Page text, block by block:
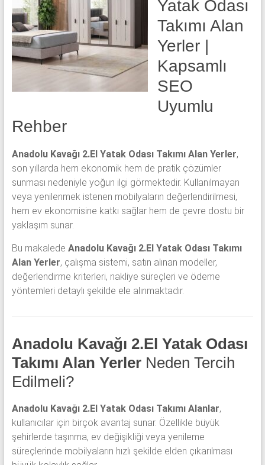
yatak
odası,
Avangard
yatak
odası,
yatak
ve
Metebronz
yatak
takımı
alınmaktadır.
Yatak Odası
Takımı Alan
Yerler |
Kapsamlı
SEO
Uyumlu
Rehber
Anadolu Kavağı 2.El Yatak Odası Takımı Alan Yerler,
son yıllarda hem ekonomik hem de pratik çözümler
sunması nedeniyle yoğun ilgi görmektedir. Kullanılmayan
veya yenilenmek istenen mobilyaların değerlendirilmesi,
hem ev ekonomisine katkı sağlar hem de çevre dostu bir
yaklaşım sunar.
Bu makalede Anadolu Kavağı 2.El Yatak Odası Takımı
Alan Yerler, çalışma sistemi, satın alınan modeller,
değerlendirme kriterleri, nakliye süreçleri ve ödeme
yöntemleri detaylı şekilde ele alınmaktadır.
Anadolu Kavağı 2.El Yatak Odası
Takımı Alan YerlerNeden Tercih
Edilmeli?
Anadolu Kavağı 2.El Yatak Odası Takımı Alanlar,
kullanıcılar için birçok avantaj sunar. Özellikle büyük
şehirlerde taşınma, ev değişikliği veya yenileme
süreçlerinde mobilyaların hızlı şekilde elden çıkarılması